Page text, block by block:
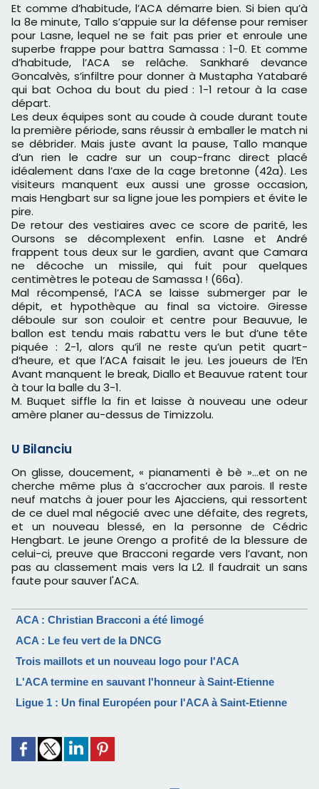
Et comme d’habitude, l’ACA démarre bien. Si bien qu’à
la 8e minute, Tallo s’appuie sur la défense pour remiser
pour Lasne, lequel ne se fait pas prier et enroule une
superbe frappe pour battra Samassa : 1-0. Et comme
d’habitude, l’ACA se relâche. Sankharé devance
Goncalvès, s’infiltre pour donner à Mustapha Yatabaré
qui bat Ochoa du bout du pied : 1-1 retour à la case
départ.
Les deux équipes sont au coude à coude durant toute
la première période, sans réussir à emballer le match ni
se débrider. Mais juste avant la pause, Tallo manque
d’un rien le cadre sur un coup-franc direct placé
idéalement dans l’axe de la cage bretonne (42a). Les
visiteurs manquent eux aussi une grosse occasion,
mais Hengbart sur sa ligne joue les pompiers et évite le
pire.
De retour des vestiaires avec ce score de parité, les
Oursons se décomplexent enfin. Lasne et André
frappent tous deux sur le gardien, avant que Camara
ne décoche un missile, qui fuit pour quelques
centimètres le poteau de Samassa ! (66a).
Mal récompensé, l’ACA se laisse submerger par le
dépit, et hypothèque au final sa victoire. Giresse
déboule sur son couloir et centre pour Beauvue, le
ballon est tendu mais rabattu vers le but d’une tête
piquée : 2-1, alors qu’il ne reste qu’un petit quart-
d’heure, et que l’ACA faisait le jeu. Les joueurs de l’En
Avant manquent le break, Diallo et Beauvue ratent tour
à tour la balle du 3-1.
M. Buquet siffle la fin et laisse à nouveau une odeur
amère planer au-dessus de Timizzolu.
U Bilanciu
On glisse, doucement, « pianamenti è bè »…et on ne
cherche même plus à s’accrocher aux parois. Il reste
neuf matchs à jouer pour les Ajacciens, qui ressortent
de ce duel mal négocié avec une défaite, des regrets,
et un nouveau blessé, en la personne de Cédric
Hengbart. Le jeune Orengo a profité de la blessure de
celui-ci, preuve que Bracconi regarde vers l’avant, non
pas au classement mais vers la L2. Il faudrait un sans
faute pour sauver l'ACA.
ACA : Christian Bracconi a été limogé
ACA : Le feu vert de la DNCG
Trois maillots et un nouveau logo pour l'ACA
L'ACA termine en sauvant l'honneur à Saint-Etienne
Ligue 1 : Un final Européen pour l'ACA à Saint-Etienne